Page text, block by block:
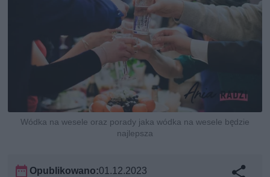
Wódka na wesele oraz porady jaka wódka na wesele będzie
najlepsza
Opublikowano:01.12.2023